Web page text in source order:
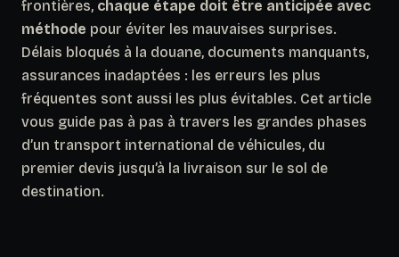
frontières, chaque étape doit être anticipée avec
méthode pour éviter les mauvaises surprises.
Délais bloqués à la douane, documents manquants,
assurances inadaptées : les erreurs les plus
fréquentes sont aussi les plus évitables. Cet article
vous guide pas à pas à travers les grandes phases
d’un transport international de véhicules, du
premier devis jusqu’à la livraison sur le sol de
destination.